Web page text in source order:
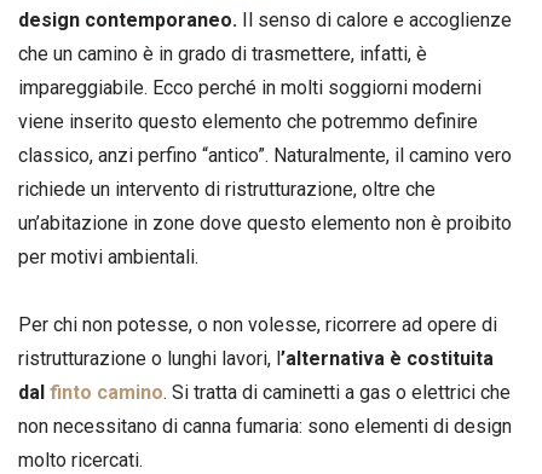
design contemporaneo.
Il senso di calore e accoglienze
che un camino è in grado di trasmettere, infatti, è
impareggiabile. Ecco perché in molti soggiorni moderni
viene inserito questo elemento che potremmo definire
classico, anzi perfino “antico”. Naturalmente, il camino vero
richiede un intervento di ristrutturazione, oltre che
un’abitazione in zone dove questo elemento non è proibito
per motivi ambientali.
Per chi non potesse, o non volesse, ricorrere ad opere di
ristrutturazione o lunghi lavori, l’alternativa è costituita
dal finto camino. Si tratta di caminetti a gas o elettrici che
non necessitano di canna fumaria: sono elementi di design
molto ricercati.